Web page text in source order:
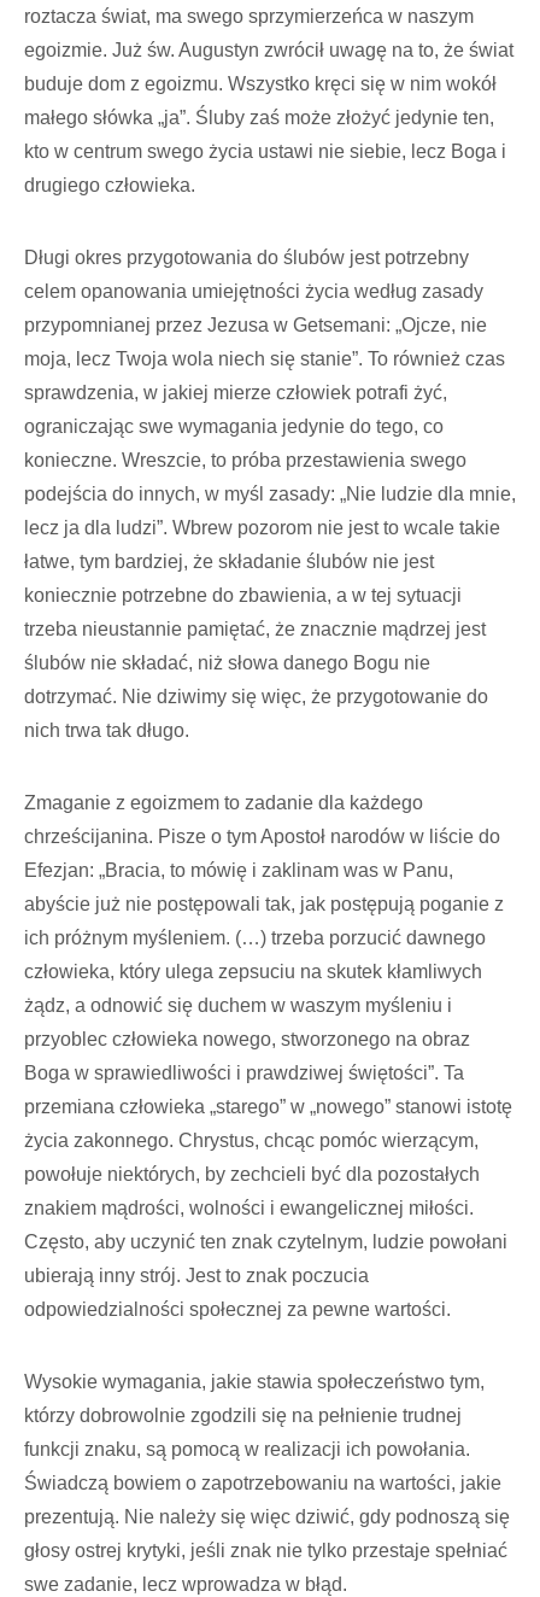
roztacza świat, ma swego sprzy­mierzeńca w naszym
egoizmie. Już św. Augustyn zwrócił uwagę na to, że świat
buduje dom z egoizmu. Wszystko kręci się w nim wokół
małego słówka „ja”. Śluby zaś może złożyć jedynie ten,
kto w centrum swego życia ustawi nie siebie, lecz Boga i
drugiego człowieka.
Długi okres przygotowania do ślubów jest potrzebny
celem opanowania umiejętności życia według zasady
przypomnianej przez Jezusa w Getsemani: „Ojcze, nie
moja, lecz Twoja wola niech się stanie”. To również czas
sprawdzenia, w jakiej mierze człowiek potrafi żyć,
ograniczając swe wymagania jedynie do tego, co
konieczne. Wreszcie, to próba przestawienia swego
podej­ścia do innych, w myśl zasady: „Nie ludzie dla mnie,
lecz ja dla ludzi”. Wbrew pozorom nie jest to wcale takie
łatwe, tym bardziej, że składanie ślubów nie jest
koniecznie potrzebne do zbawienia, a w tej sytuacji
trzeba nieustannie pamiętać, że znacznie mądrzej jest
ślubów nie składać, niż słowa danego Bogu nie
dotrzymać. Nie dziwimy się więc, że przygotowanie do
nich trwa tak długo.
Zmaganie z egoizmem to zadanie dla każdego
chrześcijanina. Pisze o tym Apostoł narodów w liście do
Efezjan: „Bracia, to mówię i zaklinam was w Panu,
abyście już nie postępowali tak, jak postępują poganie z
ich próżnym myśleniem. (…) trzeba porzucić dawnego
człowieka, który ulega zepsuciu na skutek kłamliwych
żądz, a odnowić się duchem w waszym myśleniu i
przyoblec człowieka nowego, stworzonego na obraz
Boga w sprawiedliwości i prawdziwej świętości”. Ta
przemiana człowieka „starego” w „nowego” stanowi istotę
życia zakonnego. Chrystus, chcąc pomóc wierzącym,
powo­łuje niektórych, by zechcieli być dla pozostałych
znakiem mądro­ści, wolności i ewangelicznej mi­łości.
Często, aby uczynić ten znak czytelnym, ludzie powołani
ubierają inny strój. Jest to znak poczucia
odpowiedzialności spo­łecznej za pewne wartości.
Wysokie wymagania, jakie stawia społeczeństwo tym,
któ­rzy dobrowolnie zgodzili się na pełnienie trudnej
funkcji znaku, są pomocą w realizacji ich powo­łania.
Świadczą bowiem o zapo­trzebowaniu na wartości, jakie
prezentują. Nie należy się więc dziwić, gdy podnoszą się
głosy ostrej krytyki, jeśli znak nie tylko przestaje spełniać
swe zadanie, lecz wprowadza w błąd.